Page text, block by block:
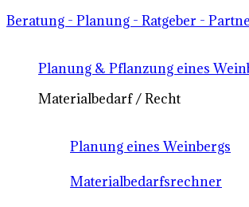
Beratung - Planung - Ratgeber -
Planung & Pflanzung eines
Materialbedarf / Recht
Planung eines Weinbergs
Materialbedarfsrechner